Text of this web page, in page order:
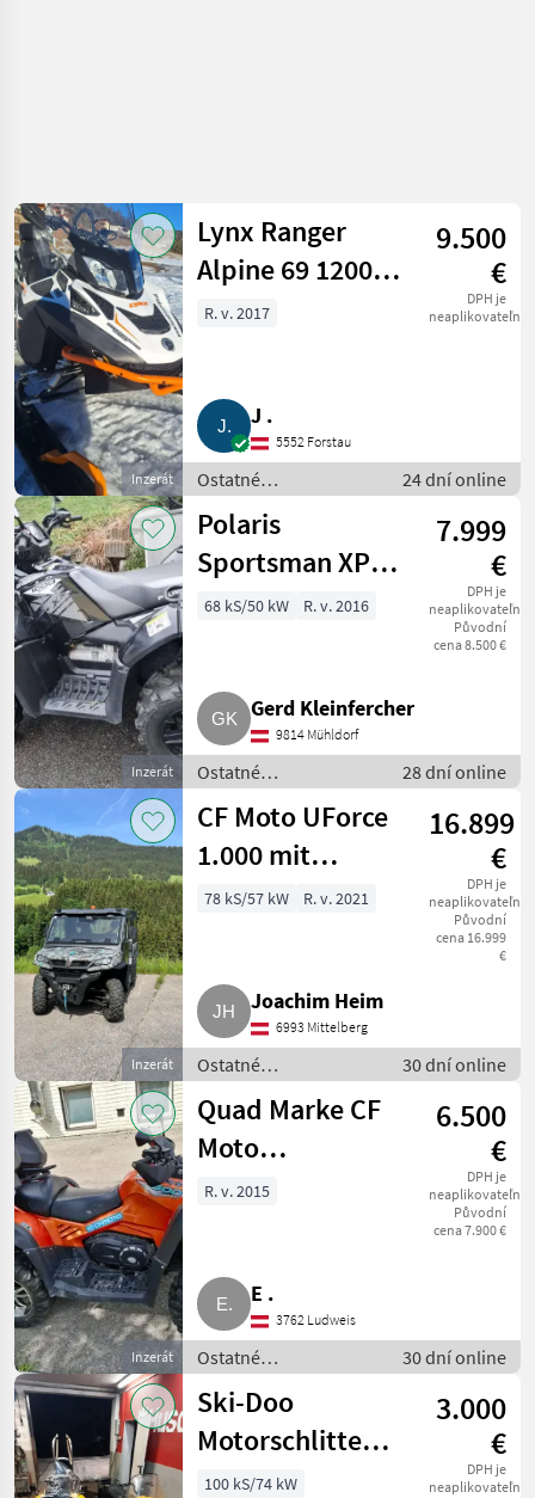
Inzerát
Lynx Ranger
Alpine 69 1200
Schneemobil
9.500
€
DPH je
neaplikovateľné
R. v. 2017
J .
5552 Forstau
Ostatné
poľnohospodárske
silové stroje / ATV /
UTV / Quad
24 dní online
Inzerát
Polaris
Sportsman XP
1000
7.999
€
DPH je
neaplikovateľné
Původní
cena 8.500 €
68 kS/50 kW R. v. 2016
Gerd Kleinfercher
9814 Mühldorf
Ostatné
poľnohospodárske
silové stroje / ATV /
UTV / Quad
28 dní online
Inzerát
CF Moto UForce
1.000 mit
Heizung und
16.899
€
DPH je
neaplikovateľné
Původní
cena 16.999
€
78 kS/57 kW R. v. 2021
Joachim Heim
6993 Mittelberg
Ostatné
poľnohospodárske
silové stroje / ATV /
UTV / Quad
30 dní online
Inzerát
Quad Marke CF
Moto
Terralander 800,
6.500
€
DPH je
neaplikovateľné
Původní
cena 7.900 €
R. v. 2015
E .
3762 Ludweis
Ostatné
poľnohospodárske
silové stroje / ATV /
UTV / Quad
30 dní online
Ski-Doo
Motorschlitten
Skandic, Alpine
3.000
€
DPH je
neaplikovateľné
100 kS/74 kW